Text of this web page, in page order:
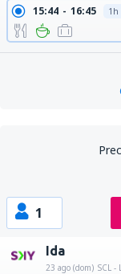
15:44 16:45 1h
1
Ida
23 ago (dom) SCL -